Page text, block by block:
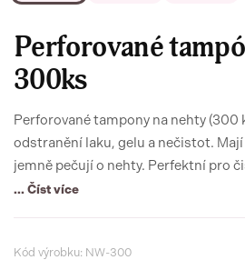
Perforované
300ks
Perforované tampony na nehty (300
odstranění laku, gelu a nečistot.
jemně pečují o nehty. Perfektní pro
manikúru!
... Číst více
Kód výrobku: NW-300